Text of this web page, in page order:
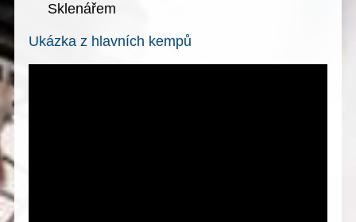
Sklenářem
Ukázka z hlavních kempů